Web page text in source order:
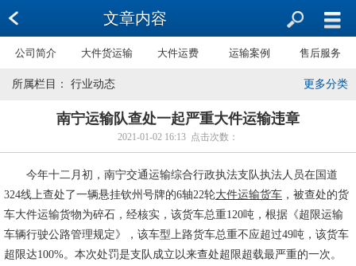
文章内容
公司简介 大件货运输 大件运费 运输案例 售后服务
更多分类
所属栏目： 行业动态
南宁运输队查处一起严重大件运输违章
2021-01-02 16:13 点击次数：
今年十二月初，南宁交通运输综合行政执法支队执法人员在国道
324线上查处了一辆悬挂钦州号牌的6轴22轮大件运输货车 ，被查处的货
车大件运输货物为碎石，经核实，该货车总重120吨，根据《超限运输
车辆行驶公路管理规定》，该车型上路货车总重不应超过49吨，该货车
超限达100%。本次处罚是支队成立以来查处超限超载最严重的一次。